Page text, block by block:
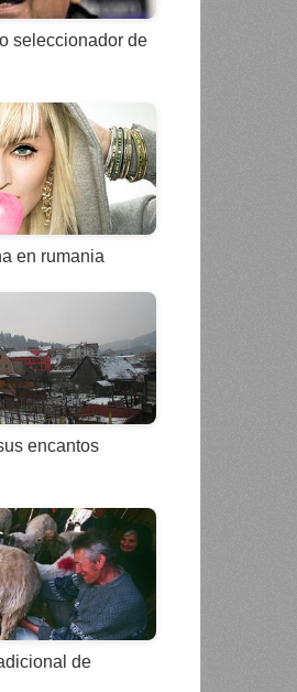
seleccionador de
en rumania
encantos
de